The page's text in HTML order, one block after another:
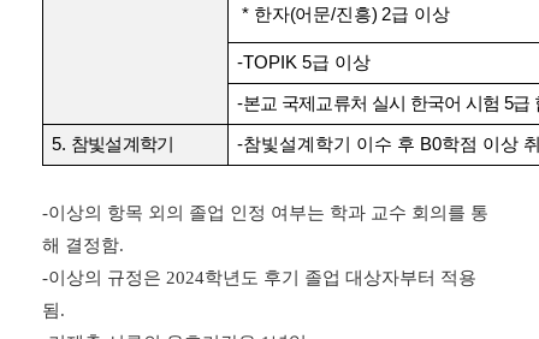
* 한자(어문/진흥) 2급 이상
-TOPIK 5급 이상
-본교 국제교류처 실시 한국어 시험5급
5. 참빛설계학기 -참빛설계학기 이수 후 B0학점 이상
-이상의 항목 외의 졸업 인정 여부는 학과 교수 회의를 통
해 결정함.
-이상의 규정은 2024학년도 후기 졸업 대상자부터 적용
됨.